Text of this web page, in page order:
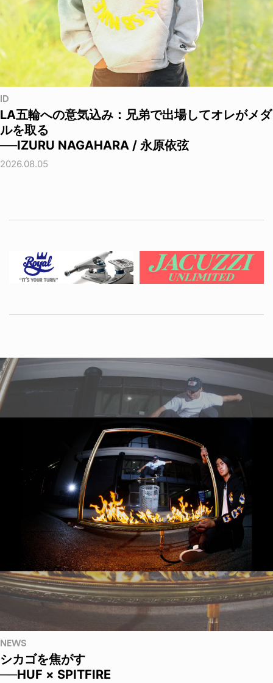
ID
LA五輪への意気込み：兄弟で出場してオレがメダ
ルを取る
──IZURU NAGAHARA / 永原依弦
2026.08.05
NEWS
シカゴを焦がす
──HUF × SPITFIRE